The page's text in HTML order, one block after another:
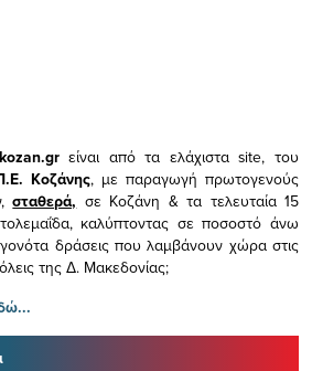
kozan.gr είναι από τα ελάχισταsite, του
Κοζάνης, με παραγωγή πρωτογενούς
σταθερά, σε Κοζάνη & τα τελευταία 15
καλύπτοντας σε ποσοστό άνω
δράσεις που λαμβάνουν χώρα στις
της Δ. Μακεδονίας;